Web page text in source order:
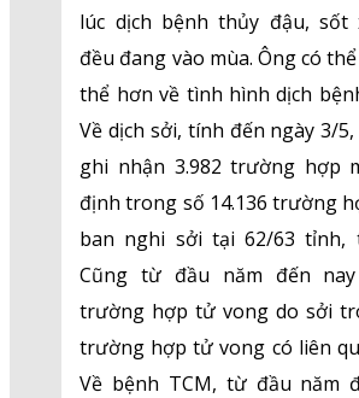
lúc dịch bệnh thủy đậu, sốt
đều đang vào mùa. Ông có
thể hơn về tình hình dịch
Về dịch sởi, tính đến ngày 3/
ghi nhận 3.982 trường hợp
định trong số 14.136 trường
ban nghi sởi tại 62/63 tỉnh,
Cũng từ đầu năm đến
trường hợp tử vong do sởi
trường hợp tử vong có liên
Về bệnh TCM, từ đầu năm